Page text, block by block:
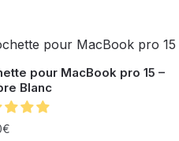
pour MacBook pro 15 –
Blanc
€